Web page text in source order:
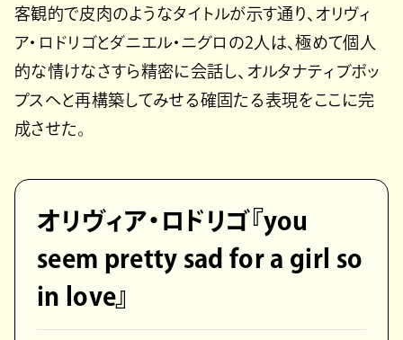
客観的で皮肉のようなタイトルが示す通り、オリヴィ
ア・ロドリゴとダニエル・ニグロの2人は、極めて個人
的な情けなさすら精密に会話し、オルタナティブポッ
プスへと再構築してみせる確固たる表現をここに完
成させた。
オリヴィア・ロドリゴ『you
seem pretty sad for a girl so
in love』